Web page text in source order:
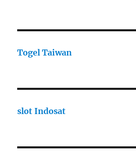
Togel Taiwan
slot Indosat